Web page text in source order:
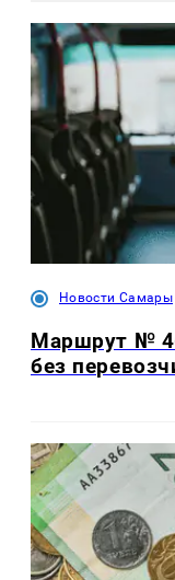
Новости Самары
Маршрут №
без